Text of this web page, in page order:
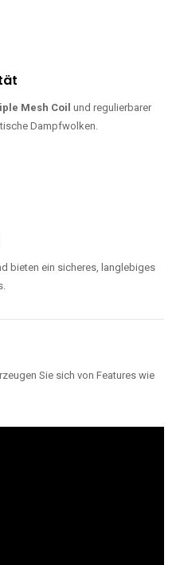
Mesh Coil und regulierbarer
Dampfwolken.
bieten ein sicheres, langlebiges
Sie sich von Features wie